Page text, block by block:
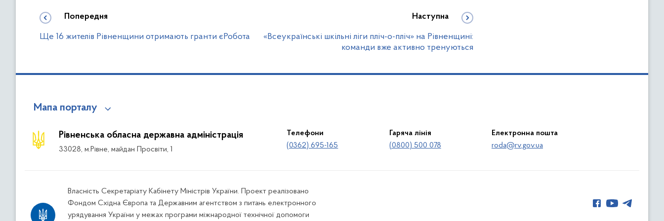
Попередня
Ще 16 жителів Рівненщини отримають гранти єРобота
Наступна
«Всеукраїнські шкільні ліги пліч-о-пліч» на Рівненщині:
команди вже активно тренуються
Мапа порталу
Рівненська обласна державна адміністрація
33028, м.Рівне, майдан Просвіти, 1
Телефони
(0362) 695-165
Гаряча лінія
(0800) 500 078
Електронна пошта
roda@rv.gov.ua
Власність Секретаріату Кабінету Міністрів України. Проект реалізовано
Фондом Східна Європа та Державним агентством з питань електронного
урядування України у межах програми міжнародної технічної допомоги